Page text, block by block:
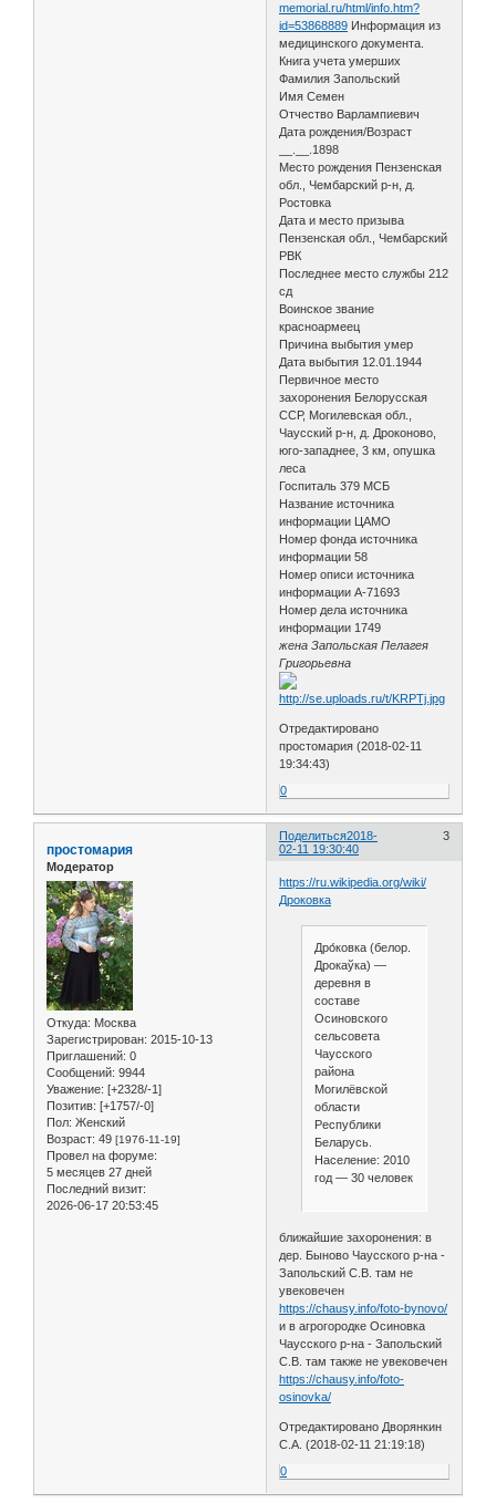
memorial.ru/html/info.htm?
id=53868889 Информация из
медицинского документа.
Книга учета умерших
Фамилия Запольский
Имя Семен
Отчество Варлампиевич
Дата рождения/Возраст
__.__.1898
Место рождения Пензенская
обл., Чембарский р-н, д.
Ростовка
Дата и место призыва
Пензенская обл., Чембарский
РВК
Последнее место службы 212
сд
Воинское звание
красноармеец
Причина выбытия умер
Дата выбытия 12.01.1944
Первичное место
захоронения Белорусская
ССР, Могилевская обл.,
Чаусский р-н, д. Дроконово,
юго-западнее, 3 км, опушка
леса
Госпиталь 379 МСБ
Название источника
информации ЦАМО
Номер фонда источника
информации 58
Номер описи источника
информации А-71693
Номер дела источника
информации 1749
жена Запольская Пелагея
Григорьевна
Отредактировано
простомария (2018-02-11
19:34:43)
0
Поделиться 3
2018-
02-11 19:30:40
простомария
Модератор
Откуда: Москва
Зарегистрирован: 2015-10-13
Приглашений: 0
Сообщений: 9944
Уважение: [+2328/-1]
Позитив: [+1757/-0]
Пол: Женский
Возраст: 49 [1976-11-19]
Провел на форуме:
5 месяцев 27 дней
Последний визит:
2026-06-17 20:53:45
https://ru.wikipedia.org/wiki/
Дроковка
Дро́ковка (белор.
Дрокаўка) —
деревня в
составе
Осиновского
сельсовета
Чаусского
района
Могилёвской
области
Республики
Беларусь.
Население: 2010
год — 30 человек
ближайшие захоронения: в
дер. Быново Чаусского р-на -
Запольский С.В. там не
увековечен
https://chausy.info/foto-bynovo/
и в агрогородке Осиновка
Чаусского р-на - Запольский
С.В. там также не увековечен
https://chausy.info/foto-
osinovka/
Отредактировано Дворянкин
С.А. (2018-02-11 21:19:18)
0